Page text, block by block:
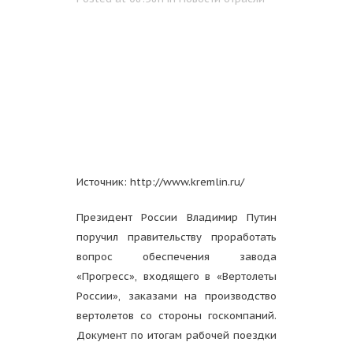
Источник: http://www.kremlin.ru/
Президент России Владимир Путин
поручил правительству проработать
вопрос обеспечения завода
«Прогресс», входящего в «Вертолеты
России», заказами на производство
вертолетов со стороны госкомпаний.
Документ по итогам рабочей поездки